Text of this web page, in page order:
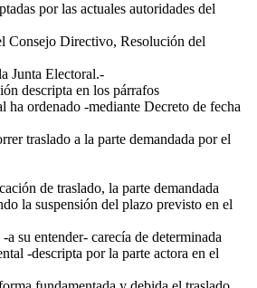
por las actuales autoridades del
Consejo Directivo, Resolución del
Junta Electoral.-
descripta en los párrafos
ha ordenado -mediante Decreto de fecha
traslado a la parte demandada por el
de traslado, la parte demandada
la suspensión del plazo previsto en el
a su entender- carecía de determinada
-descripta por la parte actora en el